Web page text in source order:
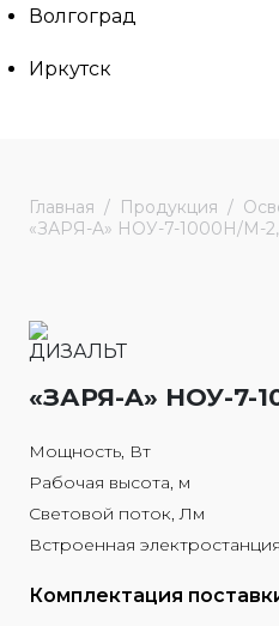
Волгоград
Иркутск
Главная Продукция
«ЗАРЯ-A» НОУ-7-1000Н/М-
«ЗАРЯ-A» НОУ-7-
Мощность, Вт
Рабочая высота, м
Световой поток, Лм
Встроенная электростанция
Комплектация